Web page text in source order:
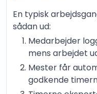
En typisk
sådan ud:
Medarbejder
mens arbejdet
Mester får
godkende